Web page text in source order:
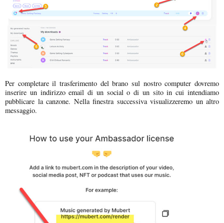
Per completare il trasferimento del brano sul nostro computer dovremo
inserire un indirizzo email di un social o di un sito in cui intendiamo
pubblicare la canzone. Nella finestra successiva visualizzeremo un altro
messaggio.